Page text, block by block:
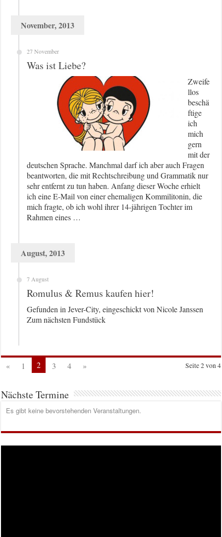
November, 2013
27 November
Was ist Liebe?
Zweife
llos
beschä
ftige
ich
mich
gern
mit der
deutschen Sprache. Manchmal darf ich aber auch Fragen
beantworten, die mit Rechtschreibung und Grammatik nur
sehr entfernt zu tun haben. Anfang dieser Woche erhielt
ich eine E-Mail von einer ehemaligen Kommilitonin, die
mich fragte, ob ich wohl ihrer 14-jährigen Tochter im
Rahmen eines …
August, 2013
7 August
Romulus & Remus kaufen hier!
Gefunden in Jever-City, eingeschickt von Nicole Janssen
Zum nächsten Fundstück
Seite 2 von 4
« 1 2 3 4 »
Nächste Termine
Es gibt keine bevorstehenden Veranstaltungen.